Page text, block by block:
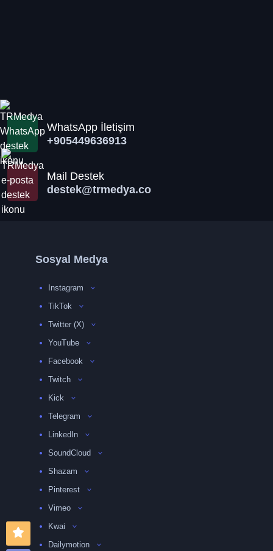
WhatsApp İletişim
+905449636913
Mail Destek
destek@trmedya.co
Sosyal Medya
Instagram
TikTok
Twitter (X)
YouTube
Facebook
Twitch
Kick
Telegram
LinkedIn
SoundCloud
Shazam
Pinterest
Vimeo
Kwai
Dailymotion